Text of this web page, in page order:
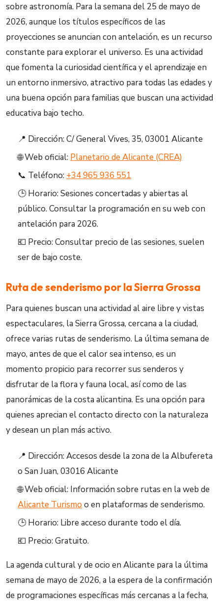
sobre astronomía. Para la semana del 25 de mayo de
2026, aunque los títulos específicos de las
proyecciones se anuncian con antelación, es un recurso
constante para explorar el universo. Es una actividad
que fomenta la curiosidad científica y el aprendizaje en
un entorno inmersivo, atractivo para todas las edades y
una buena opción para familias que buscan una actividad
educativa bajo techo.
📍 Dirección: C/ General Vives, 35, 03001 Alicante
🌐 Web oficial: Planetario de Alicante (CREA)
📞 Teléfono: +34 965 936 551
🕒 Horario: Sesiones concertadas y abiertas al
público. Consultar la programación en su web con
antelación para 2026.
💶 Precio: Consultar precio de las sesiones, suelen
ser de bajo coste.
Ruta de senderismo por la Sierra Grossa
Para quienes buscan una actividad al aire libre y vistas
espectaculares, la Sierra Grossa, cercana a la ciudad,
ofrece varias rutas de senderismo. La última semana de
mayo, antes de que el calor sea intenso, es un
momento propicio para recorrer sus senderos y
disfrutar de la flora y fauna local, así como de las
panorámicas de la costa alicantina. Es una opción para
quienes aprecian el contacto directo con la naturaleza
y desean un plan más activo.
📍 Dirección: Accesos desde la zona de la Albufereta
o San Juan, 03016 Alicante
🌐 Web oficial: Información sobre rutas en la web de
Alicante Turismo o en plataformas de senderismo.
🕒 Horario: Libre acceso durante todo el día.
💶 Precio: Gratuito.
La agenda cultural y de ocio en Alicante para la última
semana de mayo de 2026, a la espera de la confirmación
de programaciones específicas más cercanas a la fecha,